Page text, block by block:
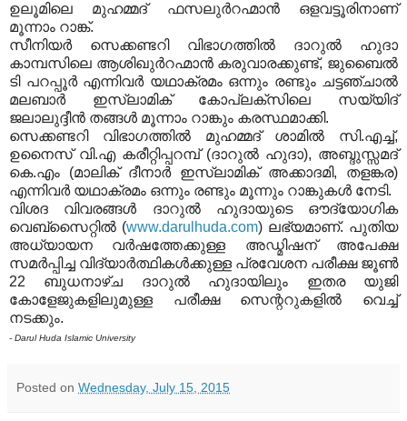
ഉലൂമിലെ മുഹമ്മദ് ഫസലുര്‍റഹ്മാന്‍ ഒളവട്ടൂരിനാണ്
മൂന്നാം റാങ്ക്.
സീനിയര്‍ സെക്കണ്ടറി വിഭാഗത്തില്‍ ദാറുല്‍ ഹുദാ
കാമ്പസിലെ ആശിഖുര്‍റഹ്മാന്‍ കരുവാരക്കുണ്ട്, ജുബൈല്‍
ടി പറപ്പൂര്‍ എന്നിവര്‍ യഥാക്രമം ഒന്നും രണ്ടും ചട്ടഞ്ചാല്‍
മലബാര്‍ ഇസ്‌ലാമിക് കോപ്ലക്‌സിലെ സയ്യിദ്
ജലാലുദ്ദീന്‍ തങ്ങള്‍ മൂന്നാം റാങ്കും കരസ്ഥമാക്കി.
സെക്കണ്ടറി വിഭാഗത്തില്‍ മുഹമ്മദ് ശാമില്‍ സി.എച്ച്,
ഉനൈസ് വി.എ കരീറ്റിപ്പറമ്പ് (ദാറുല്‍ ഹുദാ), അബ്ദുസ്സമദ്
കെ.എം (മാലിക് ദീനാര്‍ ഇസ്‌ലാമിക് അക്കാദമി, തളങ്കര)
എന്നിവര്‍ യഥാക്രമം ഒന്നും രണ്ടും മൂന്നും റാങ്കുകള്‍ നേടി.
വിശദ വിവരങ്ങള്‍ ദാറുല്‍ ഹുദായുടെ ഔദ്യോഗിക
വെബ്‌സൈറ്റില്‍ (www.darulhuda.com) ലഭ്യമാണ്. പുതിയ
അധ്യായന വര്‍ഷത്തേക്കുള്ള അഡ്മിഷന് അപേക്ഷ
സമര്‍പ്പിച്ച വിദ്യാര്‍ത്ഥികള്‍ക്കുള്ള പ്രവേശന പരീക്ഷ ജൂണ്‍
22 ബുധനാഴ്ച ദാറുല്‍ ഹുദായിലും ഇതര യുജി
കോളേജുകളിലുമുള്ള പരീക്ഷ സെന്ററുകളില്‍ വെച്ച്
നടക്കും.
- Darul Huda Islamic University
Posted on Wednesday, July 15, 2015